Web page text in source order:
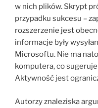
w nich plików. Skrypt
przypadku sukcesu –
rozszerzenie jest
informacje były
Microsoftu. Nie ma
komputera, co
Aktywność jest
Autorzy znaleziska